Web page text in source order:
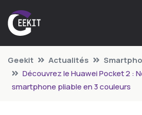
Geekit Actualités
Découvrez le Huawei Pocket 2 :
smartphone pliable en 3 couleurs